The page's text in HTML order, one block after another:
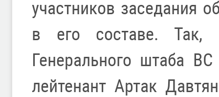
участников заседания
в его составе. Так,
Генерального штаба
лейтенант Артак